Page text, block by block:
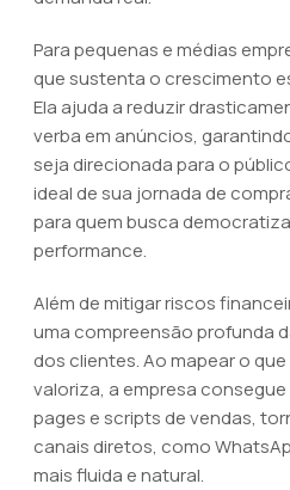
Para pequenas e médias
que sustenta o crescimento
Ela ajuda a reduzir
verba em anúncios,
seja direcionada para o
ideal de sua jornada de
para quem busca
performance.
Além de mitigar riscos
uma compreensão profunda
dos clientes. Ao mapear o
valoriza, a empresa
pages e scripts de vendas,
canais diretos, como
mais fluida e natural.